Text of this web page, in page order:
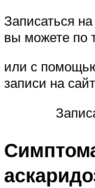
Записаться
вы можете по
или с
записи на